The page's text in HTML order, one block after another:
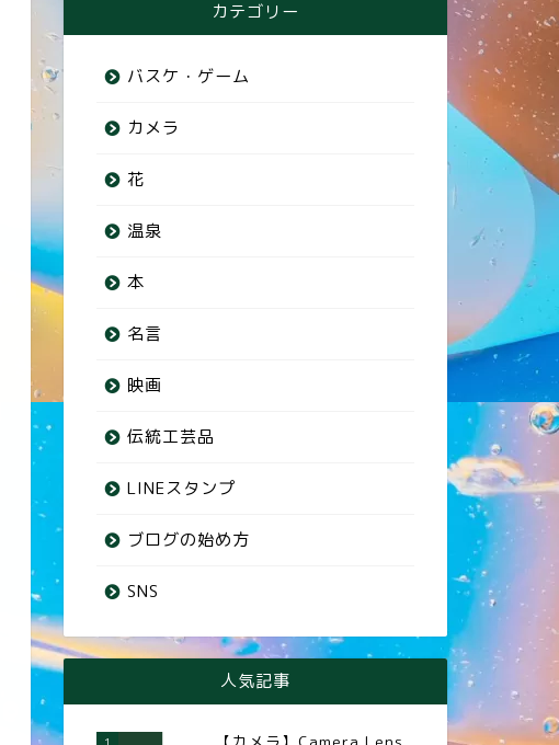
カテゴリー
バスケ・ゲーム
カメラ
花
温泉
本
名言
映画
伝統工芸品
LINEスタンプ
ブログの始め方
SNS
人気記事